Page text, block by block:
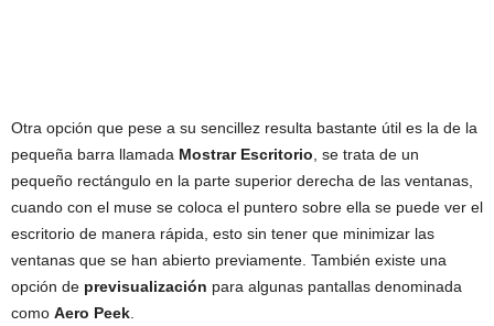
Otra opción que pese a su sencillez resulta bastante útil es la de la
pequeña barra llamada Mostrar Escritorio , se trata de un
pequeño rectángulo en la parte superior derecha de las ventanas,
cuando con el muse se coloca el puntero sobre ella se puede ver el
escritorio de manera rápida, esto sin tener que minimizar las
ventanas que se han abierto previamente. También existe una
opción de previsualización para algunas pantallas denominada
como Aero Peek